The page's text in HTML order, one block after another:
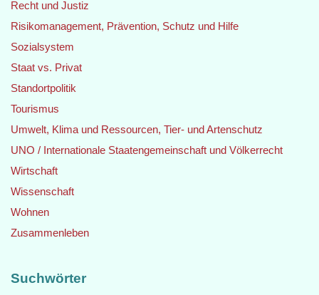
Recht und Justiz
Risikomanagement, Prävention, Schutz und Hilfe
Sozialsystem
Staat vs. Privat
Standortpolitik
Tourismus
Umwelt, Klima und Ressourcen, Tier- und Artenschutz
UNO / Internationale Staatengemeinschaft und Völkerrecht
Wirtschaft
Wissenschaft
Wohnen
Zusammenleben
Suchwörter